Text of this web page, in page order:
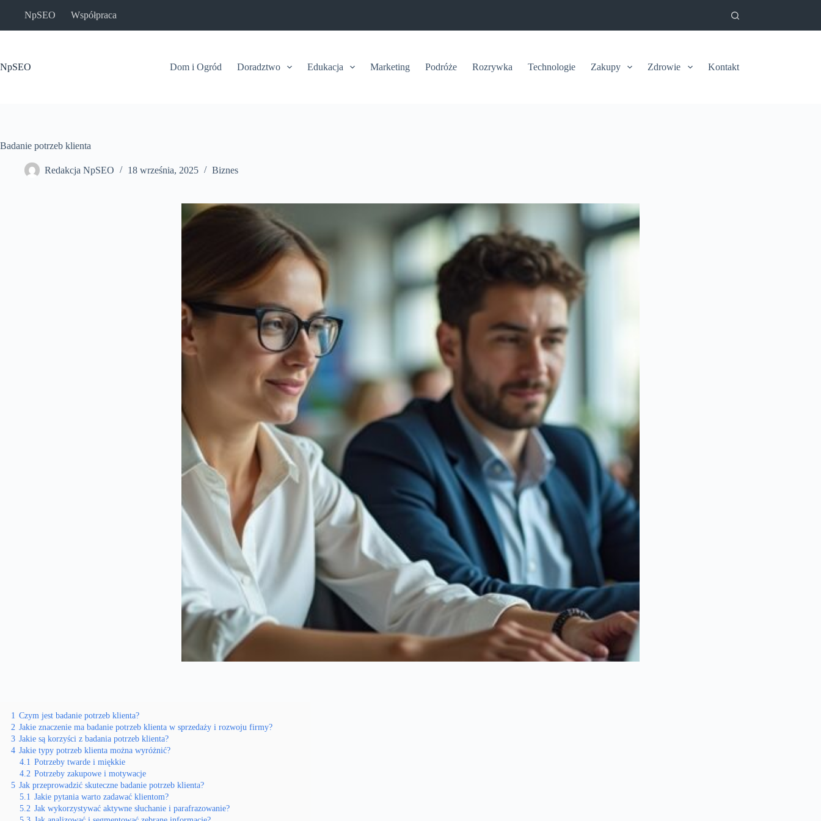
NpSEO Współpraca
NpSEO Dom i Ogród Doradztwo Edukacja Marketing Podróże Rozrywka Technologie Zakupy Zdrowie Kontakt
Badanie potrzeb klienta
Redakcja NpSEO 18 września, 2025 Biznes
1 Czym jest badanie potrzeb klienta?
2 Jakie znaczenie ma badanie potrzeb klienta w sprzedaży i rozwoju firmy?
3 Jakie są korzyści z badania potrzeb klienta?
4 Jakie typy potrzeb klienta można wyróżnić?
4.1 Potrzeby twarde i miękkie
4.2 Potrzeby zakupowe i motywacje
5 Jak przeprowadzić skuteczne badanie potrzeb klienta?
5.1 Jakie pytania warto zadawać klientom?
5.2 Jak wykorzystywać aktywne słuchanie i parafrazowanie?